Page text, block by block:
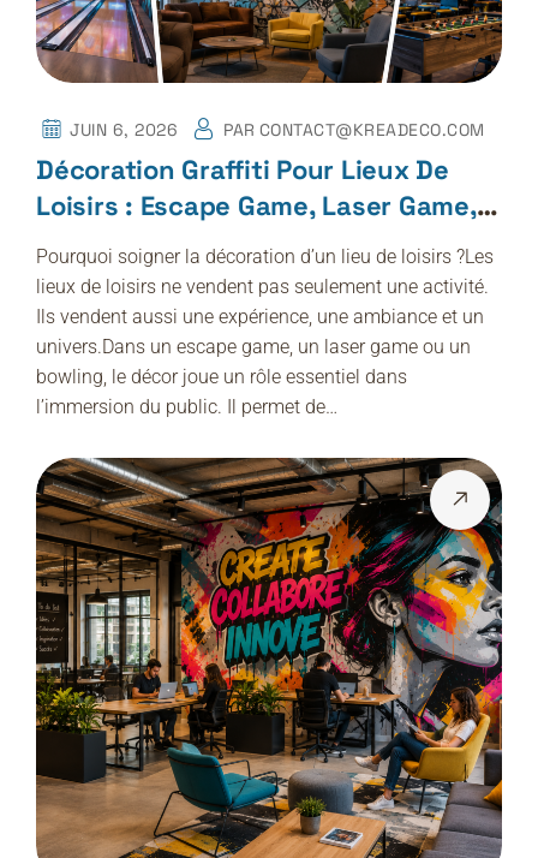
JUIN 6, 2026 PAR CONTACT@KREADECO.COM
Décoration Graffiti Pour Lieux De
Loisirs : Escape Game, Laser Game,
Bowling
Pourquoi soigner la décoration d’un lieu de loisirs ?Les
lieux de loisirs ne vendent pas seulement une activité.
Ils vendent aussi une expérience, une ambiance et un
univers.Dans un escape game, un laser game ou un
bowling, le décor joue un rôle essentiel dans
l’immersion du public. Il permet de…